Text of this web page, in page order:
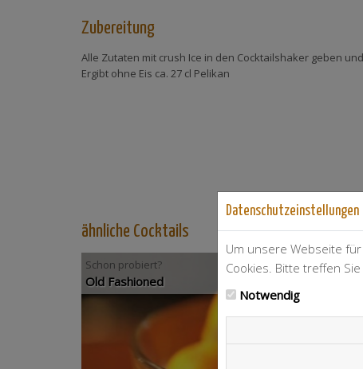
Zubereitung
Alle Zutaten mit crush Ice in den Cocktailshaker geben
Ergibt ohne Eis ca. 27 cl Pelikan
ähnliche Cocktails
Schon probiert?
Old Fashioned
Datenschutzeinstellungen
Um unsere Webseite
Cookies. Bitte treffen
Notwendig